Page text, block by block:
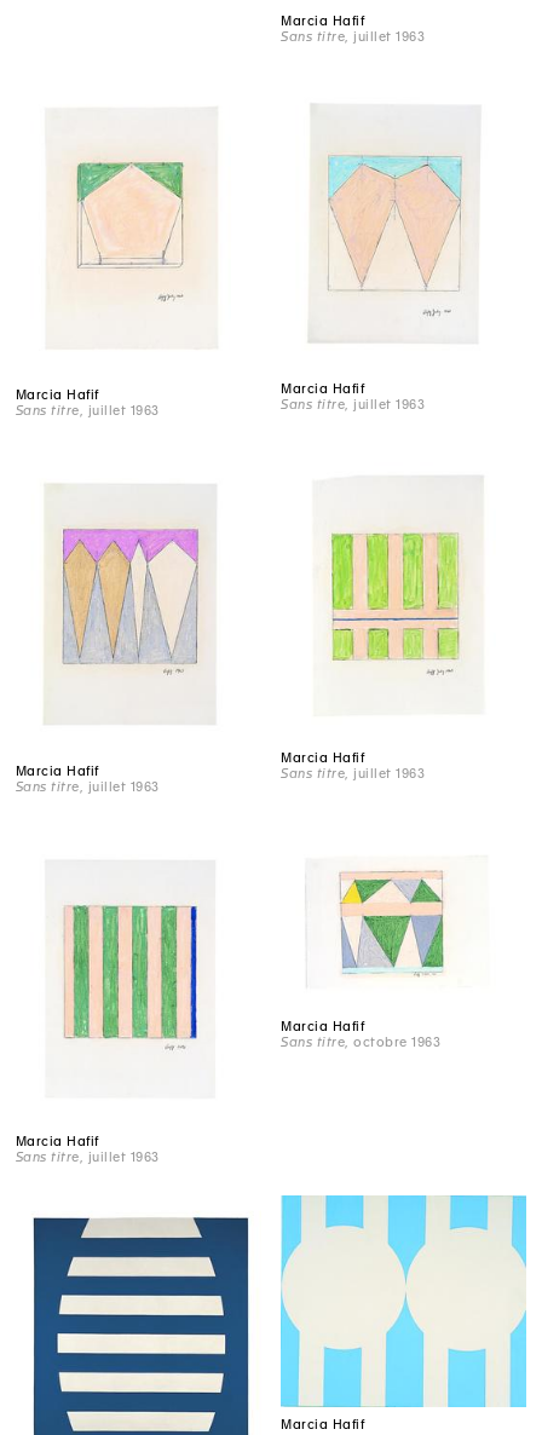
Marcia Hafif
Sans titre , juillet 1963
Marcia Hafif
Sans titre , juillet 1963
Marcia Hafif
Sans titre , juillet 1963
Marcia Hafif
Sans titre , juillet 1963
Marcia Hafif
Sans titre , juillet 1963
Marcia Hafif
Sans titre, juillet 1963
Marcia Hafif
Sans titre , octobre 1963
Marcia Hafif